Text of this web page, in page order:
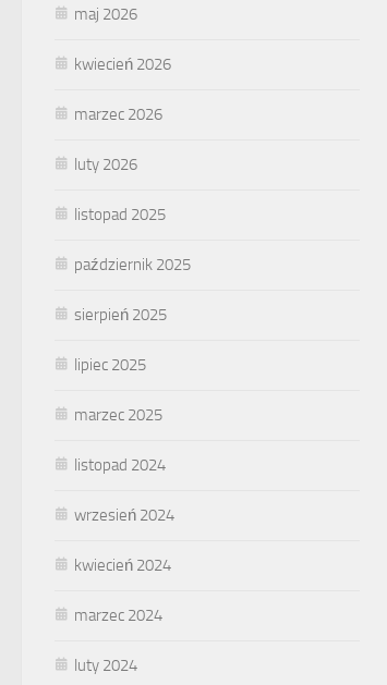
maj 2026
kwiecień 2026
marzec 2026
luty 2026
listopad 2025
październik 2025
sierpień 2025
lipiec 2025
marzec 2025
listopad 2024
wrzesień 2024
kwiecień 2024
marzec 2024
luty 2024